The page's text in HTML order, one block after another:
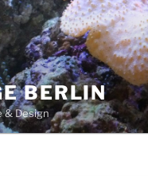
BERLIN
& Design